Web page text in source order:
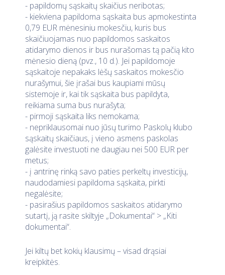
- papildomų sąskaitų skaičius neribotas;
- kiekviena papildoma sąskaita bus apmokestinta
0,79 EUR mėnesiniu mokesčiu, kuris bus
skaičiuojamas nuo papildomos saskaitos
atidarymo dienos ir bus nurašomas tą pačią kito
mėnesio dieną (pvz., 10 d.). Jei papildomoje
sąskaitoje nepakaks lėšų saskaitos mokesčio
nurašymui, šie įrašai bus kaupiami mūsų
sistemoje ir, kai tik sąskaita bus papildyta,
reikiama suma bus nurašyta;
- pirmoji sąskaita liks nemokama;
- nepriklausomai nuo jūsų turimo Paskolų klubo
sąskaitų skaičiaus, į vieno asmens paskolas
galėsite investuoti ne daugiau nei 500 EUR per
metus;
- į antrinę rinką savo paties perkeltų investicijų,
naudodamiesi papildoma sąskaita, pirkti
negalėsite;
- pasirašius papildomos saskaitos atidarymo
sutartį, ją rasite skiltyje „Dokumentai“ > „Kiti
dokumentai“.
Jei kiltų bet kokių klausimų – visad drąsiai
kreipkitės.